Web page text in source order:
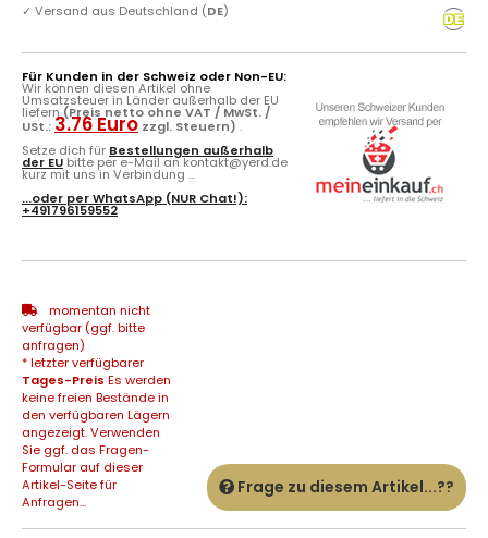
✓ Versand aus Deutschland (DE)
Für Kunden in der Schweiz oder Non-EU:
Wir können diesen Artikel ohne
Umsatzsteuer in Länder außerhalb der EU
liefern(Preis netto ohne VAT / MwSt. /
USt.: 3.76 Euro zzgl. Steuern) .
Setze dich für Bestellungen außerhalb
der EU bitte per e-Mail an kontakt@yerd.de
kurz mit uns in Verbindung ...
...oder perWhatsApp (NUR Chat!):
+491796159552
momentan nicht
verfügbar (ggf. bitte
anfragen)
* letzter verfügbarer
Tages-Preis Es werden
keine freien Bestände in
den verfügbaren Lägern
angezeigt. Verwenden
Sie ggf. das Fragen-
Formular auf dieser
Artikel-Seite für
Anfragen...
Frage zu diesem Artikel...??